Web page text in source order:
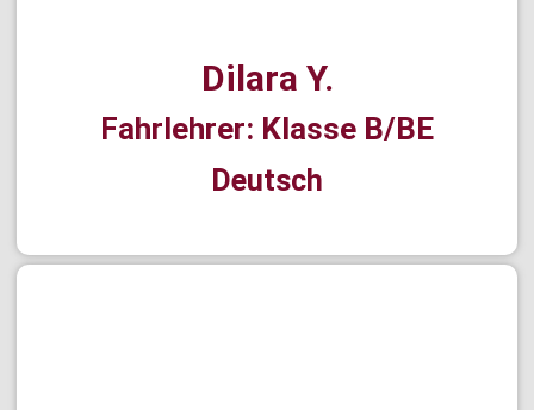
Dilara Y.
Fahrlehrer: Klasse B/BE
Deutsch